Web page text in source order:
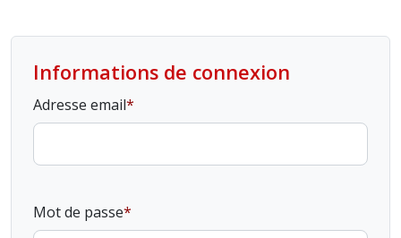
Informations de connexion
Adresse email
Mot de passe